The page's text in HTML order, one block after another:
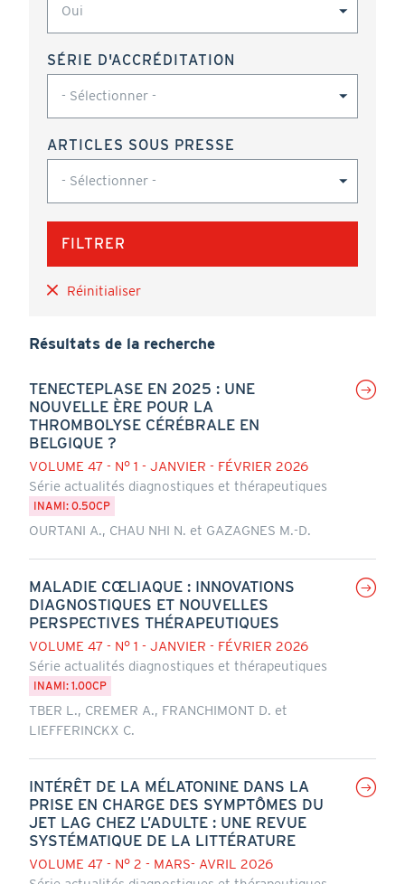
SÉRIE D'ACCRÉDITATION
ARTICLES SOUS PRESSE
Réinitialiser
Résultats de la recherche
TENECTEPLASE EN 2025 : UNE
NOUVELLE ÈRE POUR LA
THROMBOLYSE CÉRÉBRALE EN
BELGIQUE ?
VOLUME 47 - N° 1 - JANVIER - FÉVRIER 2026
Série actualités diagnostiques et thérapeutiques
INAMI: 0.50CP
OURTANI A., CHAU NHI N. et GAZAGNES M.-D.
MALADIE CŒLIAQUE : INNOVATIONS
DIAGNOSTIQUES ET NOUVELLES
PERSPECTIVES THÉRAPEUTIQUES
VOLUME 47 - N° 1 - JANVIER - FÉVRIER 2026
Série actualités diagnostiques et thérapeutiques
INAMI: 1.00CP
TBER L., CREMER A., FRANCHIMONT D. et
LIEFFERINCKX C.
INTÉRÊT DE LA MÉLATONINE DANS LA
PRISE EN CHARGE DES SYMPTÔMES DU
JET LAG CHEZ L’ADULTE : UNE REVUE
SYSTÉMATIQUE DE LA LITTÉRATURE
VOLUME 47 - N° 2 - MARS- AVRIL 2026